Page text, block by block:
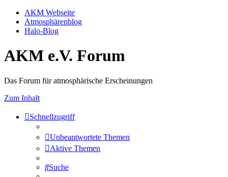
AKM Webseite
Atmosphärenblog
Halo-Blog
AKM e.V. Forum
Das Forum für atmosphärische Erscheinungen
Zum Inhalt
Schnellzugriff
Unbeantwortete Themen
Aktive Themen
Suche